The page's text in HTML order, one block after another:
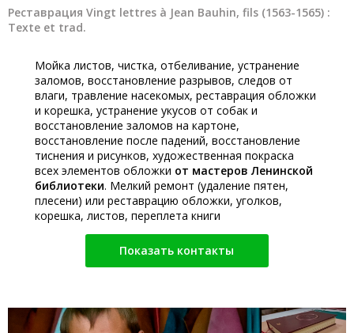
Реставрация Vingt lettres à Jean Bauhin, fils (1563-1565) :
Texte et trad.
Мойка листов, чистка, отбеливание, устранение
заломов, восстановление разрывов, следов от
влаги, травление насекомых, реставрация обложки
и корешка, устранение укусов от собак и
восстановление заломов на картоне,
восстановление после падений, восстановление
тиснения и рисунков, художественная покраска
всех элементов обложки от мастеров Ленинской
библиотеки. Мелкий ремонт (удаление пятен,
плесени) или реставрацию обложки, уголков,
корешка, листов, переплета книги
Показать контакты